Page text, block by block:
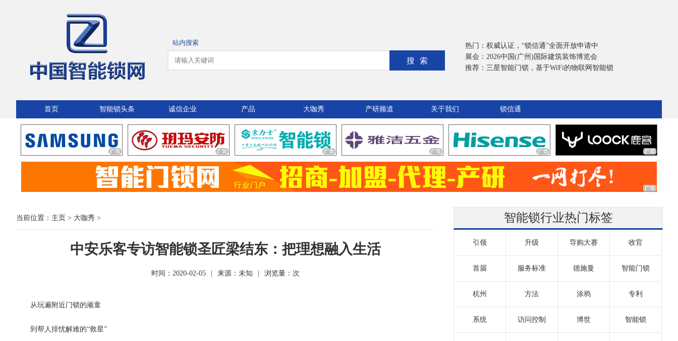
站内搜索
搜索
热门： 权威认证，“锁信通”全面开放申请中
展会： 2026中国(广州)国际建筑装饰博览会
推荐： 三星智能门锁，基于WiFi的物联网智能锁
首页 智能锁头条 诚信企业 产品 大咖秀 产研频道 关于我们 锁信通
当前位置： 主页 > 大咖秀 >
中安乐客专访智能锁圣匠梁结东：把理想融入生活
时间：2020-02-05 来源：未知 浏览量： 次
从玩遍附近门锁的顽童
到帮人排忧解难的“救星”
智能锁行业热门标签
引领 升级 导购大赛 收官
首届 服务标准 德施曼 智能门锁
杭州 方法 涂鸦 专利
系统 访问控制 博世 智能锁